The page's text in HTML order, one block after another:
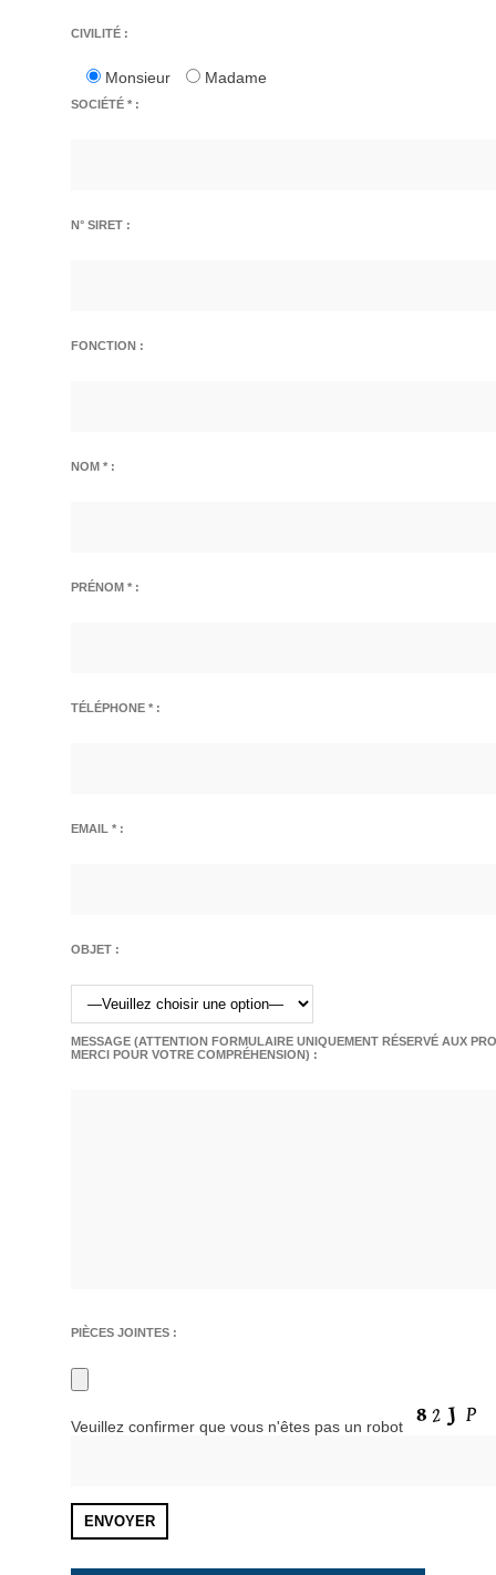
CIVILITÉ :
Monsieur Madame
SOCIÉTÉ * :
N° SIRET :
FONCTION :
NOM * :
PRÉNOM * :
TÉLÉPHONE * :
EMAIL * :
OBJET :
MESSAGE (ATTENTION FORMULAIRE UNIQUEMENT RÉSERVÉ AUX
MERCI POUR VOTRE COMPRÉHENSION) :
PIÈCES JOINTES :
Veuillez confirmer que vous n'êtes pas un robot